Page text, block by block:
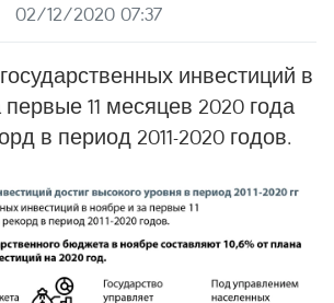
02/12/2020 07:37
инвестиций в
11 месяцев 2020 года
в период 2011-2020 годов.